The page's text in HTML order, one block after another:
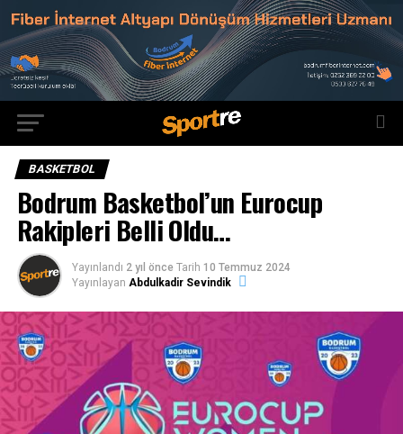
BASKETBOL
Bodrum Basketbol’un Eurocup
Rakipleri Belli Oldu…
Yayınlandı 2 yıl önce Tarih 10 Temmuz 2024
Yayınlayan Abdulkadir Sevindik